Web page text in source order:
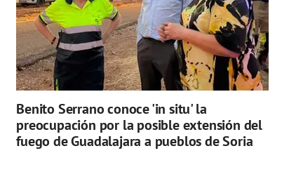
Benito Serrano conoce 'in situ' la
preocupación por la posible extensión del
fuego de Guadalajara a pueblos de Soria